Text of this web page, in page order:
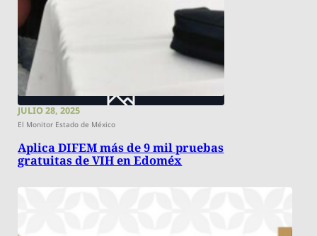
JULIO 28, 2025
El Monitor Estado de México
Aplica DIFEM más de 9 mil pruebas
gratuitas de VIH en Edoméx